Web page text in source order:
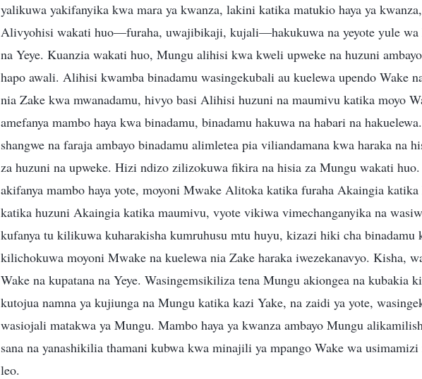
yalikuwa yakifanyika kwa mara ya kwanza, lakini katika matukio haya ya
Alivyohisi wakati huo—furaha, uwajibikaji, kujali—hakukuwa na yeyote yule
na Yeye. Kuanzia wakati huo, Mungu alihisi kwa kweli upweke na huzuni
hapo awali. Alihisi kwamba binadamu wasingekubali au kuelewa upendo Wake
nia Zake kwa mwanadamu, hivyo basi Alihisi huzuni na maumivu katika moyo
amefanya mambo haya kwa binadamu, binadamu hakuwa na habari na
shangwe na faraja ambayo binadamu alimletea pia viliandamana kwa haraka na
za huzuni na upweke. Hizi ndizo zilizokuwa fikira na hisia za Mungu wakati
akifanya mambo haya yote, moyoni Mwake Alitoka katika furaha Akaingia
katika huzuni Akaingia katika maumivu, vyote vikiwa vimechanganyika na
kufanya tu kilikuwa kuharakisha kumruhusu mtu huyu, kizazi hiki cha binadamu
kilichokuwa moyoni Mwake na kuelewa nia Zake haraka iwezekanavyo. Kisha,
Wake na kupatana na Yeye. Wasingemsikiliza tena Mungu akiongea na kubakia
kutojua namna ya kujiunga na Mungu katika kazi Yake, na zaidi ya yote,
wasiojali matakwa ya Mungu. Mambo haya ya kwanza ambayo Mungu
sana na yanashikilia thamani kubwa kwa minajili ya mpango Wake wa
leo.